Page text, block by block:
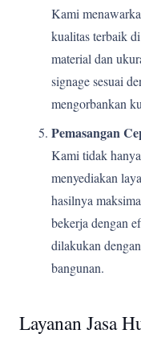
Kami
kualitas terbaik
material dan
signage sesuai
mengorbankan
Pemasangan
Kami tidak
menyediakan
hasilnya
bekerja dengan
dilakukan
bangunan.
Layanan Jasa